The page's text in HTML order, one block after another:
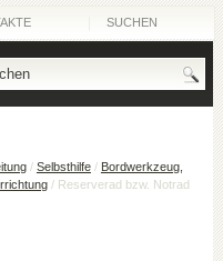
SUCHEN
/ Selbsthilfe/ Bordwerkzeug,
/ Reserverad bzw. Notrad